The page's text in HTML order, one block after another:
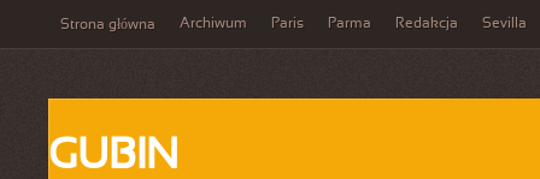
Strona główna Archiwum Paris Parma Redakcja Sevilla
GUBIN